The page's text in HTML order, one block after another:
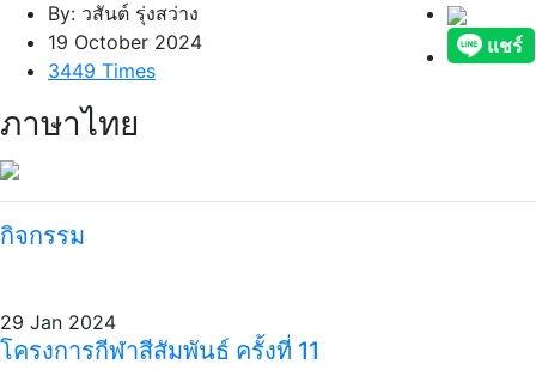
By: วสันต์ รุ่งสว่าง
19 October 2024
3449 Times
ภาษาไทย
กิจกรรม
29 Jan 2024
โครงการกีฬาสีสัมพันธ์ ครั้งที่ 11